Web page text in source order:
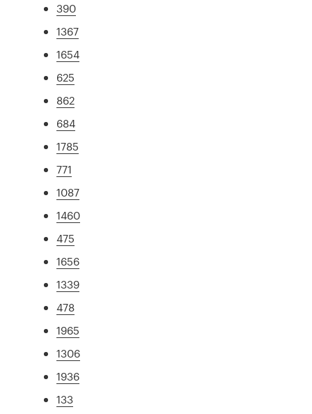
390
1367
1654
625
862
684
1785
771
1087
1460
475
1656
1339
478
1965
1306
1936
133